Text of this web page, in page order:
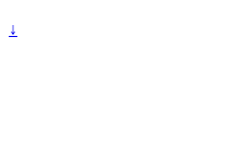
↓